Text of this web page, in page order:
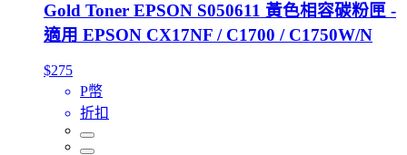
Gold Toner EPSON S050611 黃色相容碳粉匣 -
適用 EPSON CX17NF / C1700 / C1750W/N
$275
P幣
折扣